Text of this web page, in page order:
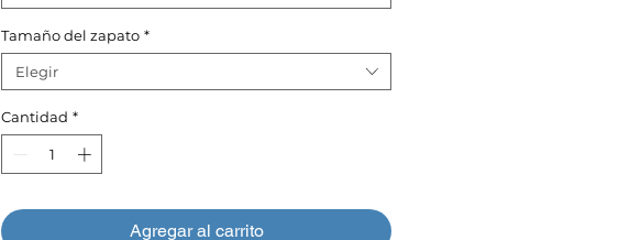
Tamaño del zapato *
Elegir
Cantidad *
Agregar al carrito